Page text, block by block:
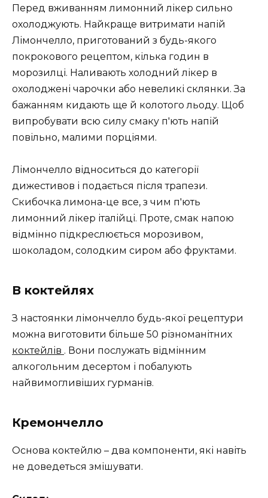
Перед вживанням лимонний лікер сильно
охолоджують. Найкраще витримати напій
Лімончелло, приготований з будь-якого
покрокового рецептом, кілька годин в
морозилці. Наливають холодний лікер в
охолоджені чарочки або невеликі склянки. За
бажанням кидають ще й колотого льоду. Щоб
випробувати всю силу смаку п'ють напій
повільно, малими порціями.
Лімончелло відноситься до категорії
дижестивов і подається після трапези.
Скибочка лимона-це все, з чим п'ють
лимонний лікер італійці. Проте, смак напою
відмінно підкреслюється морозивом,
шоколадом, солодким сиром або фруктами.
В коктейлях
З настоянки лімончелло будь-якої рецептури
можна виготовити більше 50 різноманітних
коктейлів . Вони послужать відмінним
алкогольним десертом і побалують
найвимогливіших гурманів.
Кремончелло
Основа коктейлю – два компоненти, які навіть
не доведеться змішувати.